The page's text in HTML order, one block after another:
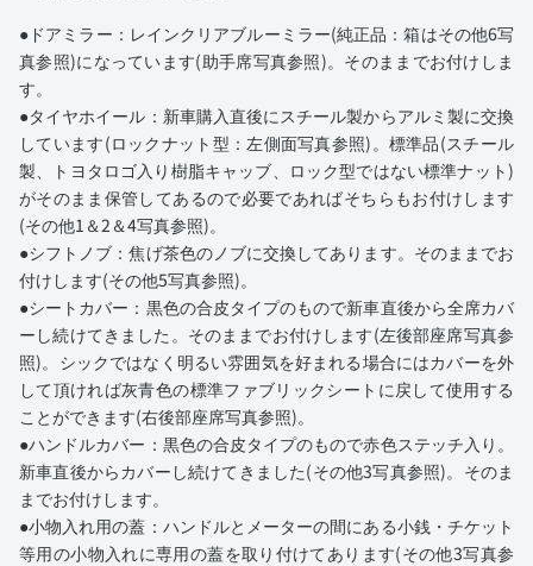
●ドアミラー：レインクリアブルーミラー(純正品：箱はその他6写
真参照)になっています(助手席写真参照)。そのままでお付けしま
す。
●タイヤホイール：新車購入直後にスチール製からアルミ製に交換
しています(ロックナット型：左側面写真参照)。標準品(スチール
製、トヨタロゴ入り樹脂キャッブ、ロック型ではない標準ナット)
がそのまま保管してあるので必要であればそちらもお付けします
(その他1＆2＆4写真参照)。
●シフトノブ：焦げ茶色のノブに交換してあります。そのままでお
付けします(その他5写真参照)。
●シートカバー：黒色の合皮タイプのもので新車直後から全席カバ
ーし続けてきました。そのままでお付けします(左後部座席写真参
照)。シックではなく明るい雰囲気を好まれる場合にはカバーを外
して頂ければ灰青色の標準ファブリックシートに戻して使用する
ことができます(右後部座席写真参照)。
●ハンドルカバー：黒色の合皮タイプのもので赤色ステッチ入り。
新車直後からカバーし続けてきました(その他3写真参照)。そのま
までお付けします。
●小物入れ用の蓋：ハンドルとメーターの間にある小銭・チケット
等用の小物入れに専用の蓋を取り付けてあります(その他3写真参